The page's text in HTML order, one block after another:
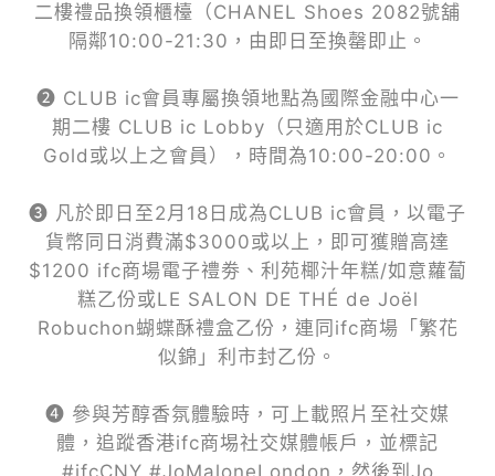
二樓禮品換領櫃檯（CHANEL Shoes 2082號舖
隔鄰10:00-21:30，由即日至換罄即止。
❷ CLUB ic會員專屬換領地點為國際金融中心一
期二樓 CLUB ic Lobby（只適用於CLUB ic
Gold或以上之會員），時間為10:00-20:00。
❸ 凡於即日至2月18日成為CLUB ic會員，以電子
貨幣同日消費滿$3000或以上，即可獲贈高達
$1200 ifc商場電子禮劵、利苑椰汁年糕/如意蘿蔔
糕乙份或LE SALON DE THÉ de Joël
Robuchon蝴蝶酥禮盒乙份，連同ifc商場「繁花
似錦」利市封乙份。
❹ 參與芳醇香氛體驗時，可上載照片至社交媒
體，追蹤香港ifc商埸社交媒體帳戶，並標記